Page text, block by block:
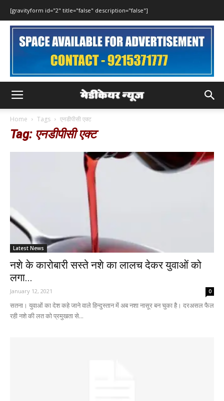
[gravityform id="2" title="false" description="false"]
Home Tags एनडीपीसी एक्ट
Tag: एनडीपीसी एक्ट
Latest News
नशे के कारोबारी सस्ते नशे का लालच देकर युवाओं को
लगा...
January 12, 2021 0
सतना। युवाओं का देश कहे जाने वाले हिन्दुस्तान में अब नशा नासूर बन चुका है। दरअसल फैल
रही नशे की लत को प्रमुखता से...